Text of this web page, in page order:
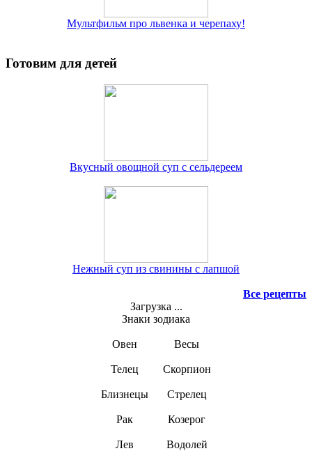
Мультфильм про львенка и черепаху!
Готовим для детей
Вкусный овощной суп с сельдереем
Нежный суп из свинины с лапшой
Все рецепты
Загрузка ...
Знаки зодиака
Овен
Телец
Близнецы
Рак
Лев
Весы
Скорпион
Стрелец
Козерог
Водолей